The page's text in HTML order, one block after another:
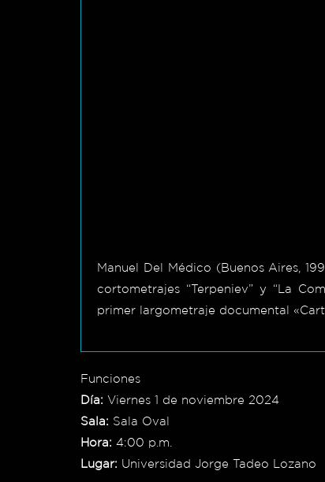
Manuel Del Médico (Buenos Aires,
cortometrajes “Terpeniev” y “La
primer largometraje documental
Funciones
Día: Viernes 1 de noviembre 2024
Sala: Sala Oval
Hora: 4:00 p.m.
Lugar: Universidad Jorge Tadeo Lozano